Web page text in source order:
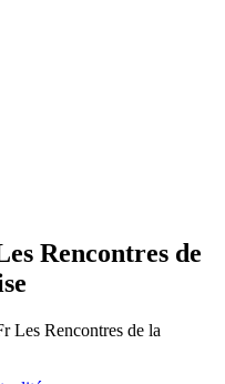
Rencontres de
Les Rencontres de la